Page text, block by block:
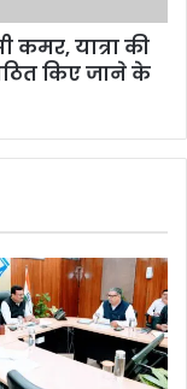
कमर, यात्रा की
किए जाने के